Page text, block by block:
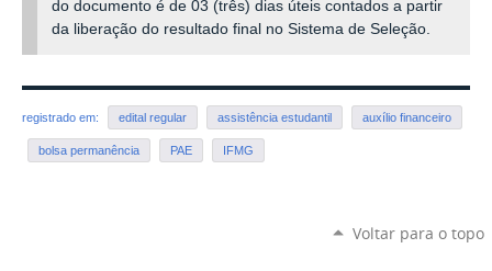
do documento é de 03 (três) dias úteis contados a partir
da liberação do resultado final no Sistema de Seleção.
registrado em: edital regular assistência estudantil auxílio financeiro
bolsa permanência PAE IFMG
Voltar para o topo